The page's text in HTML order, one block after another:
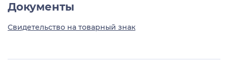
Документы
Свидетельство на товарный знак